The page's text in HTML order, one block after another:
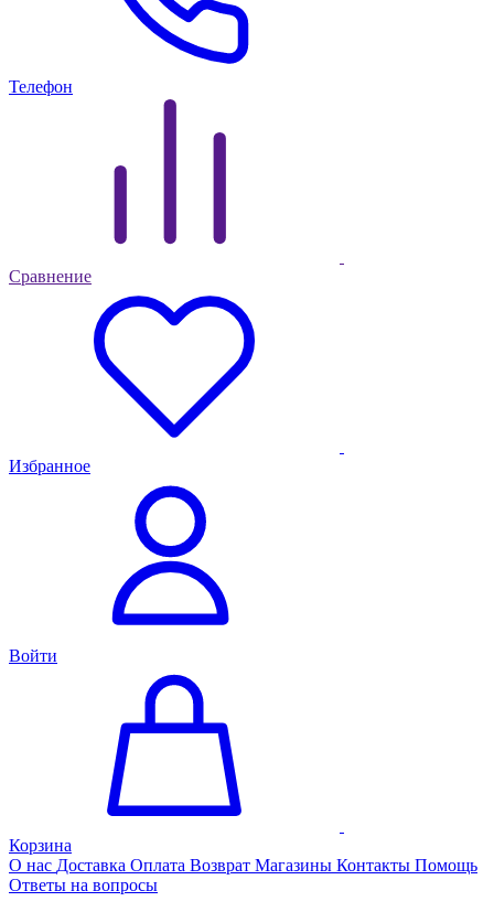
Телефон
Сравнение
Избранное
Войти
Корзина
О нас Доставка Оплата Возврат Магазины Контакты Помощь
Ответы на вопросы